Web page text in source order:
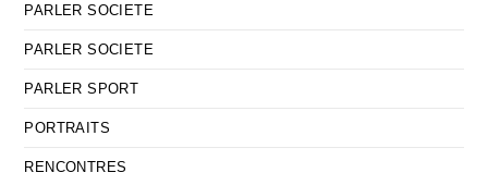
PARLER SOCIETE
PARLER SOCIETE
PARLER SPORT
PORTRAITS
RENCONTRES